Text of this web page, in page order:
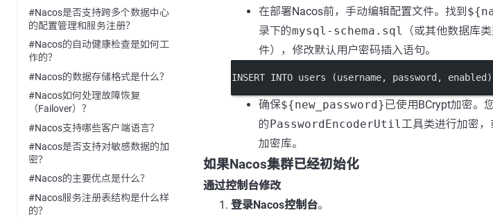
#Nacos是否支持跨多个数据中心
的配置管理和服务注册？
#Nacos的自动健康检查是如何工
作的？
#Nacos的数据存储格式是什么？
#Nacos如何处理故障恢复
（Failover）？
#Nacos支持哪些客户端语言？
#Nacos是否支持对敏感数据的加
密？
#Nacos的主要优点是什么？
#Nacos服务注册表结构是什么样
的？
在部署Nacos前，手动编辑配置文件。找到
录下的mysql-schema.sql （或其他数据库
件），修改默认用户密码插入语句。
INSERT INTO users (username, password , enabled )
确保${new_password}已使用BCrypt加密。
的PasswordEncoderUtil工具类进行加密
加密库。
如果Nacos集群已经初始化
通过控制台修改
登录Nacos控制台。